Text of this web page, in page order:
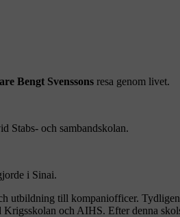
Bengt Svenssons resa genom livet.
Stabs- och sambandskolan.
i Sinai.
till kompaniofficer.
och AIHS. Efter denna